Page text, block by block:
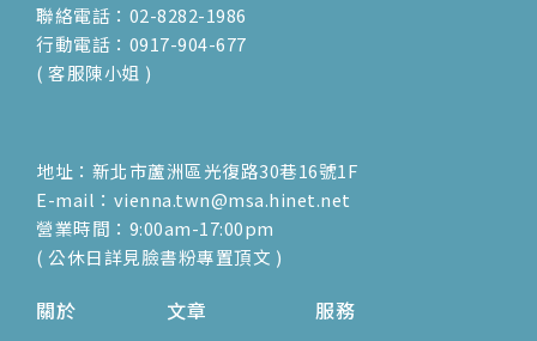
聯絡電話：02-8282-1986
行動電話：0917-904-677
( 客服陳小姐 )
地址：新北市蘆洲區光復路30巷16號1F
E-mail：vienna.twn@msa.hinet.net
營業時間：9:00am-17:00pm
( 公休日詳見臉書粉專置頂文 )
關於 文章 服務